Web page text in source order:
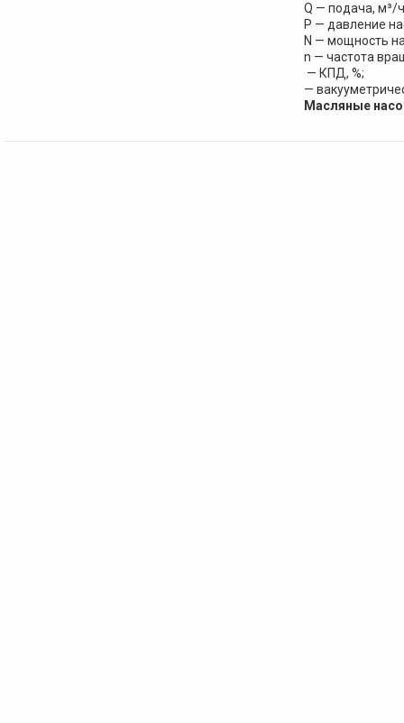
Q — подача, м³/
Р — давление
N — мощность
n — частота
— КПД, %;
—
Масляные